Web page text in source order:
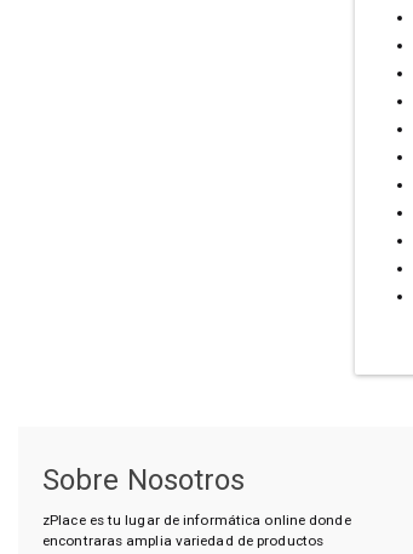
Sobre Nosotros
zPlace es tu lugar de informática online donde
encontraras amplia variedad de productos